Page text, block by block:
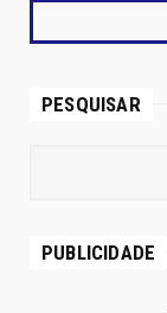
PESQUISAR
PUBLICIDADE